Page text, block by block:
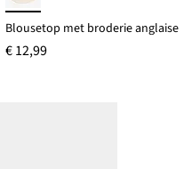
Blousetop met broderie anglaise
€ 12,99